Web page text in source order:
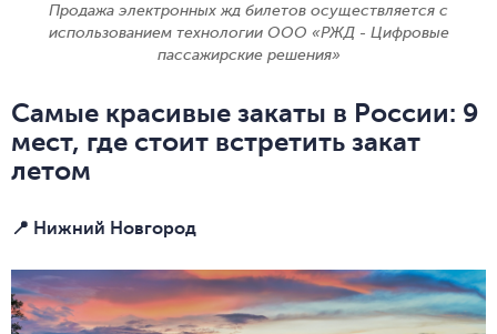
Продажа электронных жд билетов осуществляется с
использованием технологии ООО «РЖД - Цифровые
пассажирские решения»
Самые красивые закаты в России: 9
мест, где стоит встретить закат
летом
📍 Нижний Новгород